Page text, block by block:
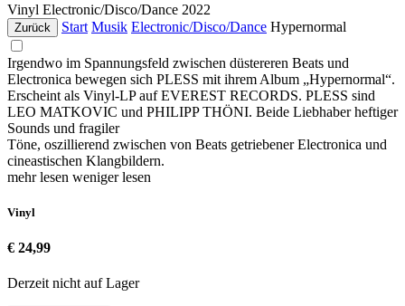
Vinyl Electronic/Disco/Dance 2022
Zurück Start Musik Electronic/Disco/Dance Hypernormal
Irgendwo im Spannungsfeld zwischen düstereren Beats und
Electronica bewegen sich PLESS mit ihrem Album „Hypernormal“.
Erscheint als Vinyl-LP auf EVEREST RECORDS. PLESS sind
LEO MATKOVIC und PHILIPP THÖNI. Beide Liebhaber heftiger
Sounds und fragiler
Töne, oszillierend zwischen von Beats getriebener Electronica und
cineastischen Klangbildern.
mehr lesen weniger lesen
Vinyl
€ 24,99
Derzeit nicht auf Lager